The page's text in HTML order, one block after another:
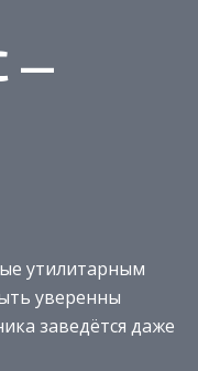
—
утилитарным
уверенны
заведётся даже